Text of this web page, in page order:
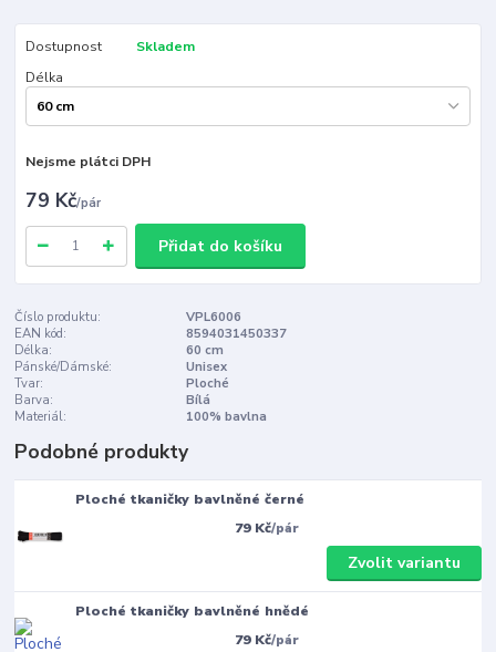
Dostupnost
Skladem
Délka
Nejsme plátci DPH
79 Kč/pár
Přidat do košíku
Číslo produktu:
VPL6006
EAN kód:
8594031450337
Délka:
60 cm
Pánské/Dámské:
Unisex
Tvar:
Ploché
Barva:
Bílá
Materiál:
100% bavlna
Podobné produkty
Ploché tkaničky bavlněné černé
79 Kč/pár
Zvolit variantu
Ploché tkaničky bavlněné hnědé
79 Kč/pár